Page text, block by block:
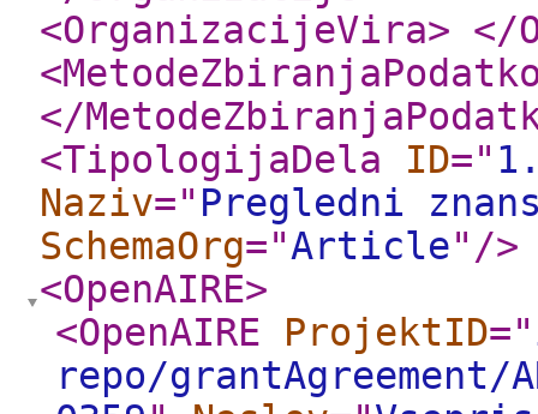
<OrganizacijeVira> </
</
<TipologijaDela
ID="
Naziv=" Pregledni
SchemaOrg="Article" />
<OpenAIRE>
<OpenAIRE
ProjektID="
repo/grantAgreement/